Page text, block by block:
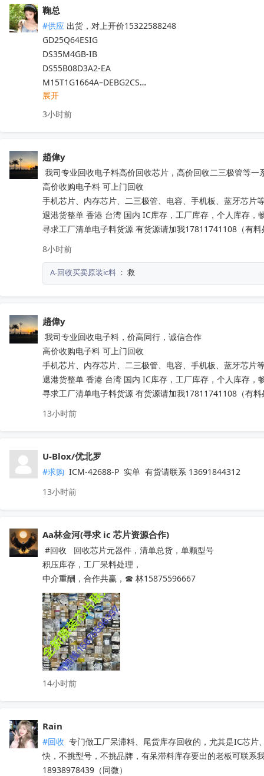
TLV7103318QDSERQ1
F280049CPZS
C3M0075120K
C3M0075120J-TR
C3M0160120J
IMW120R060M1H
IMZ120R140M1H
IRF100P219
鞠总
#供应 出货，对上开价15322588248
GD25Q64ESIG
DS35M4GB-IB
DS55B08D3A2-EA
M15T1G1664A–DEBG2CS
NT5CC128M16JR-EK
DS35Q12C-IB
RS1G32LO4D2BDS-53BT
RS1G32LX4D4BNR-53BT
M16U4G16256A-KJBG2Z
SGM8200C-S32BBG
RS1G16LE4D2BDS-46BT
M56Z8G32256A-SMBYIG
F59D4G81XB-45BIG2X
BWCC2X32N2A-32G-X
LSM6DSV32XTR
LSM6DSV16XTR
收起
展开
3小时前
趙偉y
高价收购电子料 可上门回收
手机芯片、内存芯片、二三极管、电容、手机板、蓝牙芯片
退港货整单 香港 台湾 国内 IC库存，工厂库存，个人库存，
寻求工厂清单电子料货源 有货源请加我17811741108（有
8小时前
A-回收买卖原装ic料 ： 救
趙偉y
高价收购电子料 可上门回收
手机芯片、内存芯片、二三极管、电容、手机板、蓝牙芯片
退港货整单 香港 台湾 国内 IC库存，工厂库存，个人库存，
寻求工厂清单电子料货源 有货源请加我17811741108（有
13小时前
U-Blox/优北罗
#求购 ICM-42688-P  实单  有货请联系 13691844312
13小时前
Aa林金河(寻求 ic 芯片资源合作)
积压库存，工厂呆料处理，
中介重酬，合作共赢，☎ 林15875596667
14小时前
Rain
#回收 专门做工厂呆滞料、尾货库存回收的，尤其是IC芯
快，不挑型号，不挑品牌，有呆滞料库存要出的老板可联系
18938978439（同微）